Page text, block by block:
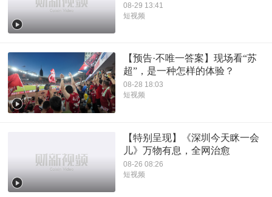
08-29 13:41
短视频
【预告·不唯一答案】现场看“苏
超”，是一种怎样的体验？
08-28 18:03
短视频
【特别呈现】《深圳今天眯一会
儿》万物有息，全网治愈
08-26 08:26
短视频